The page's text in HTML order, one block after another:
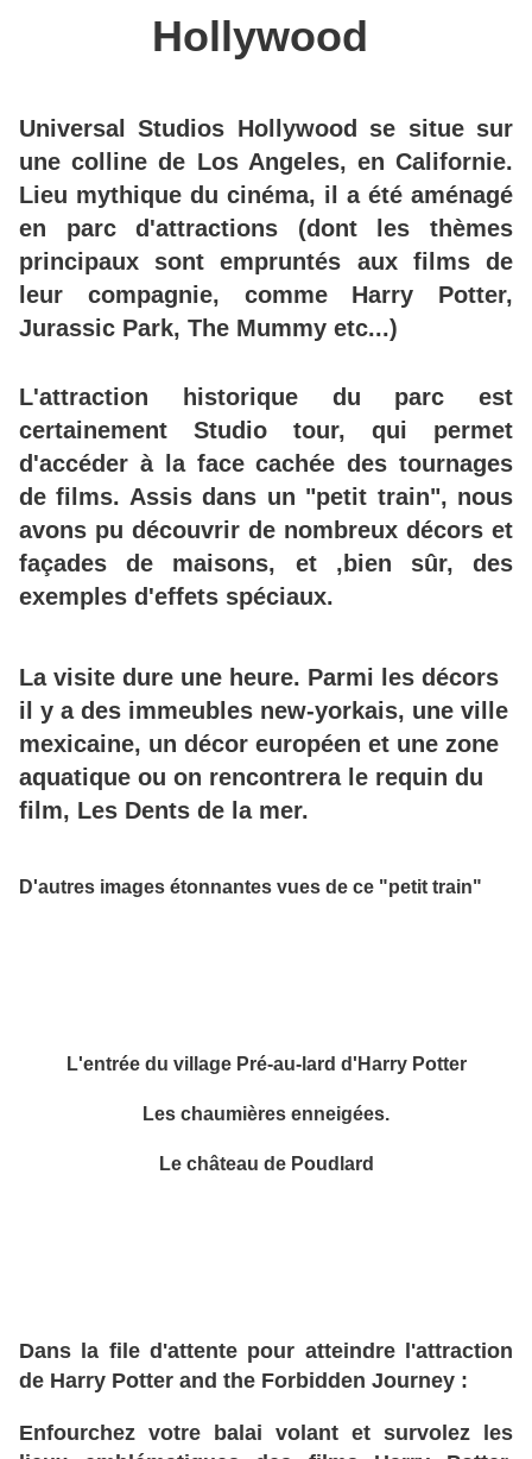
Hollywood
Universal Studios Hollywood se situe sur
une colline de Los Angeles, en Californie.
Lieu mythique du cinéma, il a été aménagé
en parc d'attractions (dont les thèmes
principaux sont empruntés aux films de
leur compagnie, comme Harry Potter,
Jurassic Park, The Mummy etc...)
L'attraction historique du parc est
certainement Studio tour, qui permet
d'accéder à la face cachée des tournages
de films. Assis dans un "petit train", nous
avons pu découvrir de nombreux décors et
façades de maisons, et ,bien sûr, des
exemples d'effets spéciaux.
La visite dure une heure. Parmi les décors
il y a des immeubles new-yorkais, une ville
mexicaine, un décor européen et une zone
aquatique ou on rencontrera le requin du
film, Les Dents de la mer.
D'autres images étonnantes vues de ce "petit train"
L'entrée du village Pré-au-lard d'Harry Potter
Les chaumières enneigées.
Le château de Poudlard
Dans la file d'attente pour atteindre l'attraction
de Harry Potter and the Forbidden Journey :
Enfourchez votre balai volant et survolez les